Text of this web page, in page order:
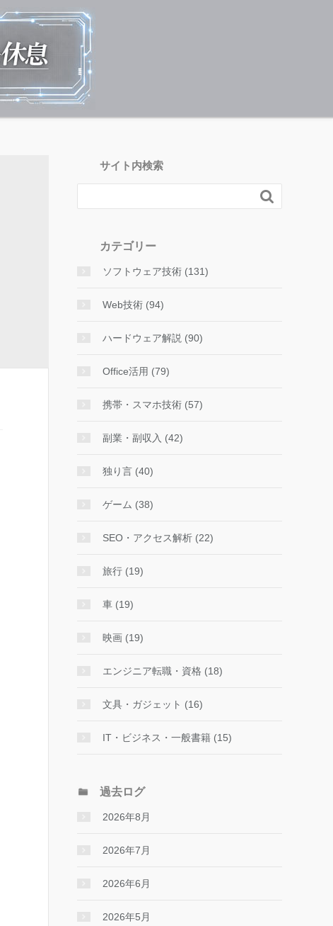
サイト内検索

カテゴリー
ソフトウェア技術 (131)
Web技術 (94)
ハードウェア解説 (90)
Office活用 (79)
携帯・スマホ技術 (57)
副業・副収入 (42)
独り言 (40)
ゲーム (38)
SEO・アクセス解析 (22)
旅行 (19)
車 (19)
映画 (19)
エンジニア転職・資格 (18)
文具・ガジェット (16)
IT・ビジネス・一般書籍 (15)
過去ログ
2026年8月
2026年7月
2026年6月
2026年5月